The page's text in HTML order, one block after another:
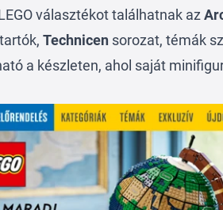
választékot találhatnak az
Technicen sorozat, témák
a készleten, ahol saját